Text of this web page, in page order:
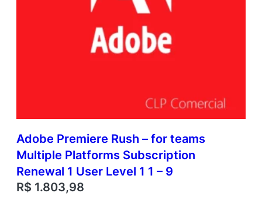
Adobe Premiere Rush – for teams
Multiple Platforms Subscription
Renewal 1 User Level 1 1 – 9
R$ 1.803,98